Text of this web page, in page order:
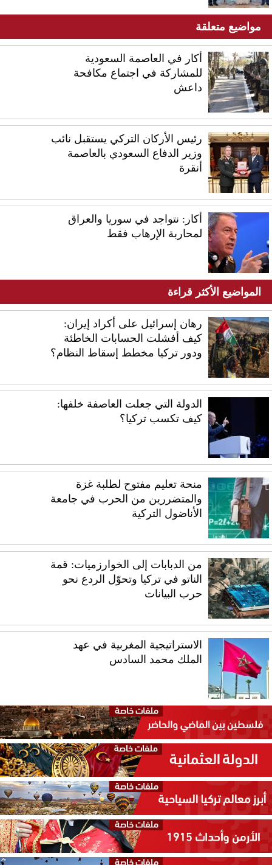
مواضيع متعلقة
أكار في العاصمة السعودية
للمشاركة في اجتماع مكافحة
داعش
رئيس الأركان التركي يستقبل نائب
وزير الدفاع السعودي بالعاصمة
أنقرة
أكار: نتواجد في سوريا والعراق
لمحاربة الإرهاب فقط
المواضيع الأكثر قراءة
رهان إسرائيل على أكراد إيران:
كيف أفشلت الحسابات الخاطئة
ودور تركيا مخطط إسقاط النظام؟
الدولة التي جعلت العاصفة خلفها:
كيف تكسب تركيا؟
منحة تعليم مفتوح لطلبة غزة
والمتضررين من الحرب في جامعة
الأناضول التركية
من الدبابات إلى الخوارزميات: قمة
الناتو في تركيا وتحوّل الردع نحو
حرب البيانات
الاستراتيجية المغربية في عهد
الملك محمد السادس